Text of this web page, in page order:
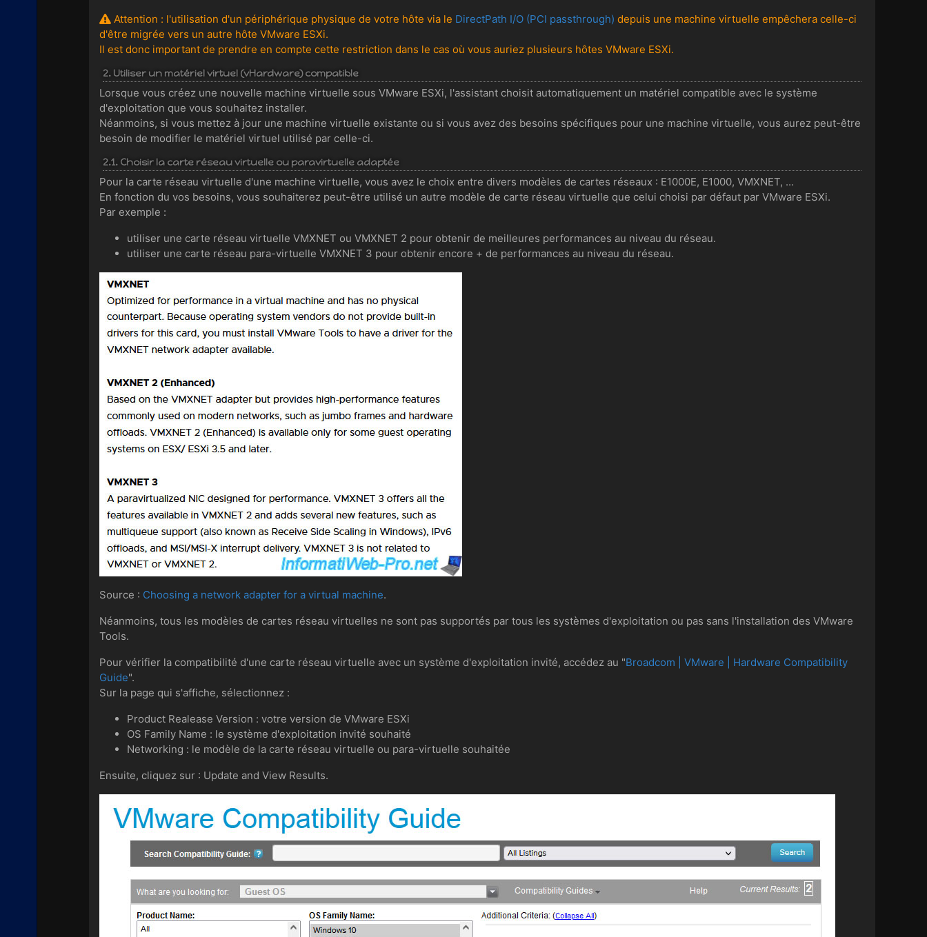
Attention : l'utilisation d'un périphérique physique de votre hôte via le DirectPath I/O (PCI passthrough) depuis une machine virtuelle empêchera celle-ci
d'être migrée vers un autre hôte VMware ESXi.
Il est donc important de prendre en compte cette restriction dans le cas où vous auriez plusieurs hôtes VMware ESXi.
2. Utiliser un matériel virtuel (vHardware) compatible
Lorsque vous créez une nouvelle machine virtuelle sous VMware ESXi, l'assistant choisit automatiquement un matériel compatible avec le système
d'exploitation que vous souhaitez installer.
Néanmoins, si vous mettez à jour une machine virtuelle existante ou si vous avez des besoins spécifiques pour une machine virtuelle, vous aurez peut-être
besoin de modifier le matériel virtuel utilisé par celle-ci.
2.1. Choisir la carte réseau virtuelle ou paravirtuelle adaptée
Pour la carte réseau virtuelle d'une machine virtuelle, vous avez le choix entre divers modèles de cartes réseaux : E1000E, E1000, VMXNET, ...
En fonction du vos besoins, vous souhaiterez peut-être utilisé un autre modèle de carte réseau virtuelle que celui choisi par défaut par VMware ESXi.
Par exemple :
utiliser une carte réseau virtuelle VMXNET ou VMXNET 2 pour obtenir de meilleures performances au niveau du réseau.
utiliser une carte réseau para-virtuelle VMXNET 3 pour obtenir encore + de performances au niveau du réseau.
Source : Choosing a network adapter for a virtual machine.
Néanmoins, tous les modèles de cartes réseau virtuelles ne sont pas supportés par tous les systèmes d'exploitation ou pas sans l'installation des VMware
Tools.
Pour vérifier la compatibilité d'une carte réseau virtuelle avec un système d'exploitation invité, accédez au "Broadcom | VMware | Hardware Compatibility
Guide".
Sur la page qui s'affiche, sélectionnez :
Product Realease Version : votre version de VMware ESXi
OS Family Name : le système d'exploitation invité souhaité
Networking : le modèle de la carte réseau virtuelle ou para-virtuelle souhaitée
Ensuite, cliquez sur : Update and View Results.